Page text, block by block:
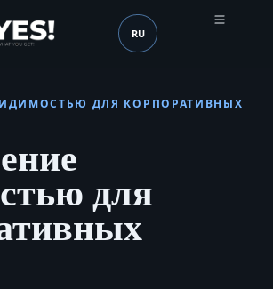
Язык (mobile header)
RU
ДЛЯ КОРПОРАТИВНЫХ
для